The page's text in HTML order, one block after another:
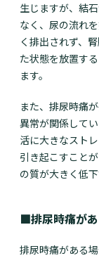
生じますが、結
なく、尿の流れ
く排出されず、
た状態を放置す
ます。
また、排尿時痛
異常が関係して
活に大きなスト
引き起こすこと
の質が大きく低
■排尿時痛が
排尿時痛がある